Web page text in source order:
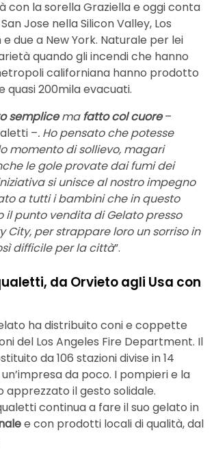
con la sorella Graziella e oggi conta
Jose nella Silicon Valley, Los
due a New York. Naturale per lei
quando gli incendi che hanno
californiana hanno prodotto
quasi 200mila evacuati.
semplicemafatto col cuore–
–. Ho pensato che potesse
momento di sollievo, magari
le gole provate dai fumi dei
si unisce al nostro impegno
a tutti i bambini che in questo
il punto vendita di Gelato presso
City, per strappare loro un sorriso in
difficile per la città”.
da Orvieto agli Usa con
ha distribuito coni e coppette
del Los Angeles Fire Department. Il
da 106 stazioni divise in 14
da poco. I pompieri e la
apprezzato il gesto solidale.
continua a fare il suo gelato in
e con prodotti locali di qualità, dal